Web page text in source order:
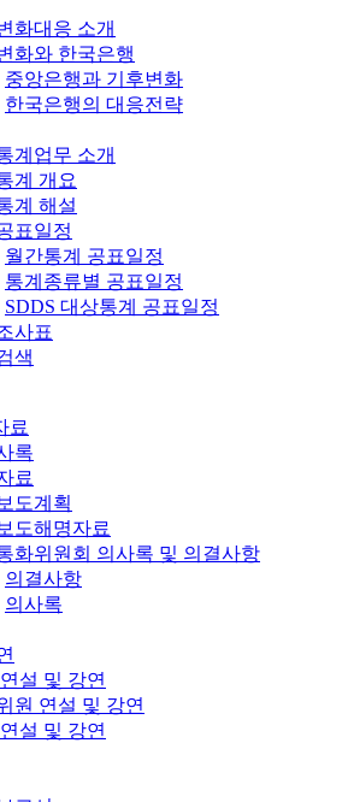
화대응 소개
화와 한국은행
중앙은행과 기후변화
한국은행의 대응전략
계업무 소개
계 개요
계 해설
표일정
월간통계 공표일정
통계종류별 공표일정
SDDS 대상통계 공표일정
사표
색
료
록
료
도계획
도해명자료
화위원회 의사록 및 의결사항
의결사항
의사록
설 및 강연
원 연설 및 강연
설 및 강연